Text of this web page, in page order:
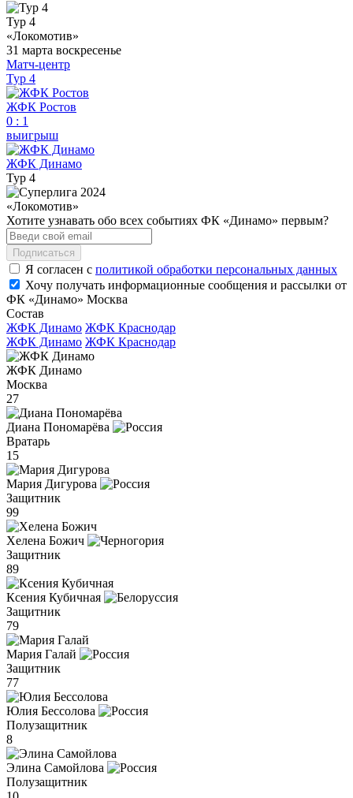
Тур 4
«Локомотив»
31 марта воскресенье
Матч-центр
Тур 4
ЖФК Ростов
0 : 1
выигрыш
ЖФК Динамо
Тур 4
«Локомотив»
Хотите узнавать обо всех событиях ФК «Динамо» первым?
Подписаться
Я согласен с политикой обработки персональных данных
Хочу получать информационные сообщения и рассылки от
ФК «Динамо» Москва
Состав
ЖФК Динамо ЖФК Краснодар
ЖФК Динамо ЖФК Краснодар
ЖФК Динамо
Москва
27
Диана Пономарёва
Вратарь
15
Мария Дигурова
Защитник
99
Хелена Божич
Защитник
89
Ксения Кубичная
Защитник
79
Мария Галай
Защитник
77
Юлия Бессолова
Полузащитник
8
Элина Самойлова
Полузащитник